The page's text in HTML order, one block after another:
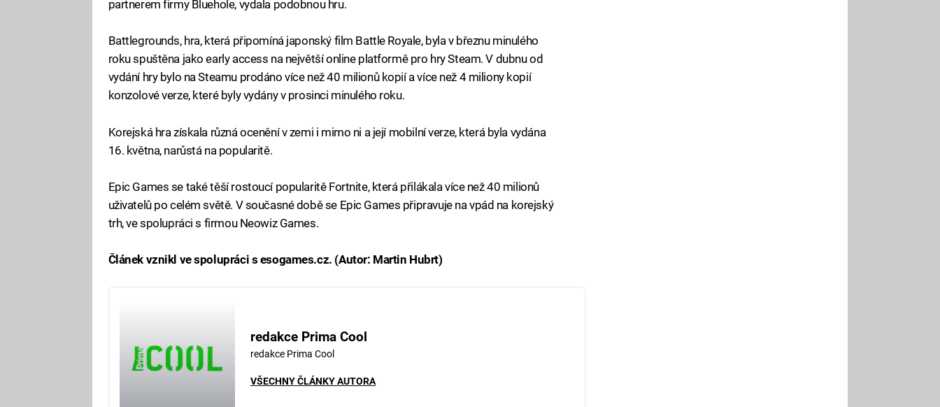
partnerem firmy Bluehole, vydala podobnou hru.
Battlegrounds, hra, která připomíná japonský film Battle Royale, byla v březnu minulého
roku spuštěna jako early access na největší online platformě pro hry Steam. V dubnu od
vydání hry bylo na Steamu prodáno více než 40 milionů kopií a více než 4 miliony kopií
konzolové verze, které byly vydány v prosinci minulého roku.
Korejská hra získala různá ocenění v zemi i mimo ni a její mobilní verze, která byla vydána
16. května, narůstá na popularitě.
Epic Games se také těší rostoucí popularitě Fortnite, která přilákala více než 40 milionů
uživatelů po celém světě. V současné době se Epic Games připravuje na vpád na korejský
trh, ve spolupráci s firmou Neowiz Games.
Článek vznikl ve spolupráci s esogames.cz. (Autor: Martin Hubrt)
redakce Prima Cool
redakce Prima Cool
VŠECHNY ČLÁNKY AUTORA